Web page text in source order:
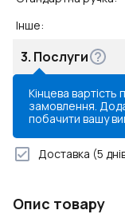
Інше:
3. Послуги
Кінцева вартість
замовлення.
побачити вашу
Доставка (5
Опис товару